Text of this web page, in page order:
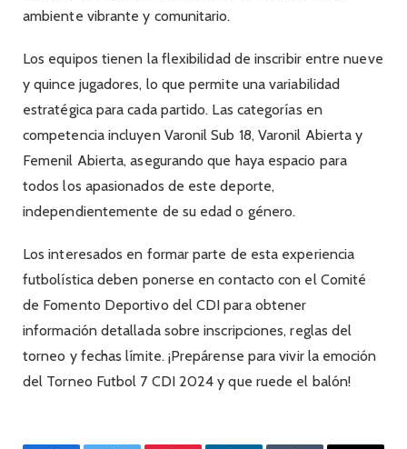
ambiente vibrante y comunitario.
Los equipos tienen la flexibilidad de inscribir entre nueve
y quince jugadores, lo que permite una variabilidad
estratégica para cada partido. Las categorías en
competencia incluyen Varonil Sub 18, Varonil Abierta y
Femenil Abierta, asegurando que haya espacio para
todos los apasionados de este deporte,
independientemente de su edad o género.
Los interesados en formar parte de esta experiencia
futbolística deben ponerse en contacto con el Comité
de Fomento Deportivo del CDI para obtener
información detallada sobre inscripciones, reglas del
torneo y fechas límite. ¡Prepárense para vivir la emoción
del Torneo Futbol 7 CDI 2024 y que ruede el balón!